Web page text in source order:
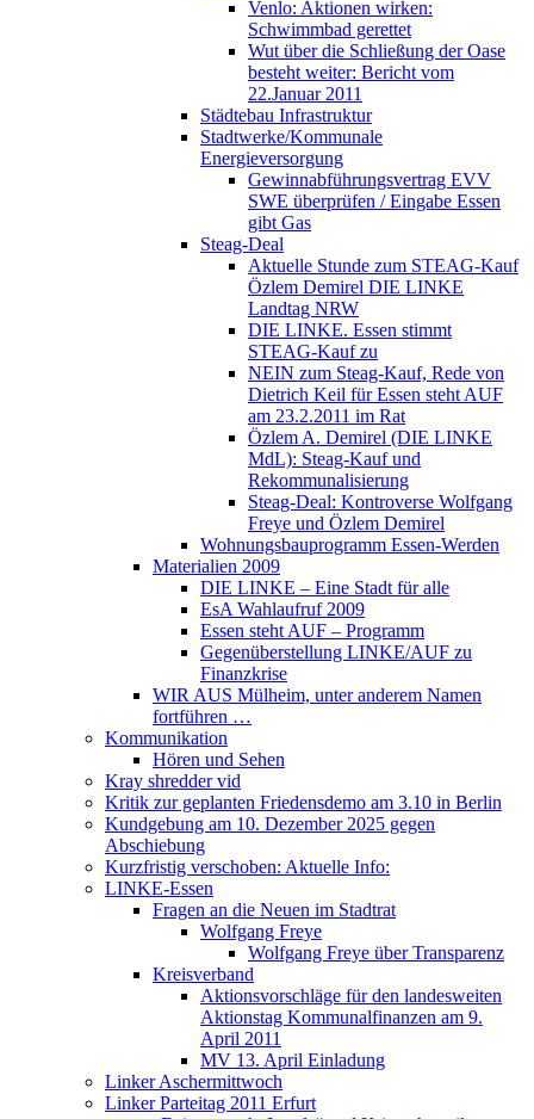
Venlo: Aktionen wirken:
Schwimmbad gerettet
Wut über die Schließung der Oase
besteht weiter: Bericht vom
22.Januar 2011
Städtebau Infrastruktur
Stadtwerke/Kommunale
Energieversorgung
Gewinnabführungsvertrag EVV
SWE überprüfen / Eingabe Essen
gibt Gas
Steag-Deal
Aktuelle Stunde zum STEAG-Kauf
Özlem Demirel DIE LINKE
Landtag NRW
DIE LINKE. Essen stimmt
STEAG-Kauf zu
NEIN zum Steag-Kauf, Rede von
Dietrich Keil für Essen steht AUF
am 23.2.2011 im Rat
Özlem A. Demirel (DIE LINKE
MdL): Steag-Kauf und
Rekommunalisierung
Steag-Deal: Kontroverse Wolfgang
Freye und Özlem Demirel
Wohnungsbauprogramm Essen-Werden
Materialien 2009
DIE LINKE – Eine Stadt für alle
EsA Wahlaufruf 2009
Essen steht AUF – Programm
Gegenüberstellung LINKE/AUF zu
Finanzkrise
WIR AUS Mülheim, unter anderem Namen
fortführen …
Kommunikation
Hören und Sehen
Kray shredder vid
Kritik zur geplanten Friedensdemo am 3.10 in Berlin
Kundgebung am 10. Dezember 2025 gegen
Abschiebung
Kurzfristig verschoben: Aktuelle Info:
LINKE-Essen
Fragen an die Neuen im Stadtrat
Wolfgang Freye
Wolfgang Freye über Transparenz
Kreisverband
Aktionsvorschläge für den landesweiten
Aktionstag Kommunalfinanzen am 9.
April 2011
MV 13. April Einladung
Linker Aschermittwoch
Linker Parteitag 2011 Erfurt